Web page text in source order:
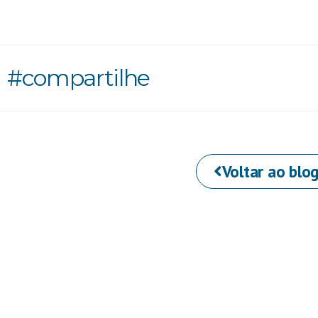
#compartilhe
Voltar ao blog